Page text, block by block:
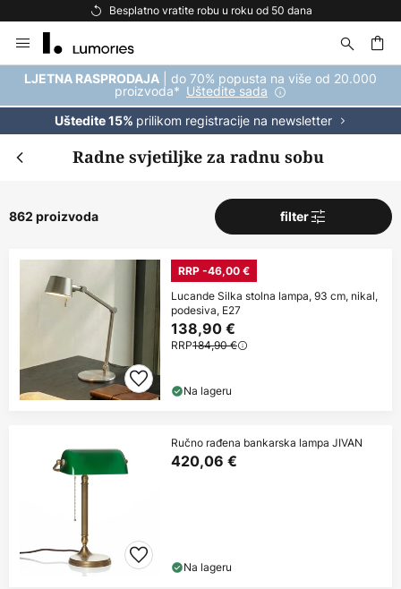
Besplatna dostava za kupnju iznad 69 €
to
Content
LJETNA RASPRODAJA | do 70% popusta na više od 20.000
proizvoda* Uštedite sada
Uštedite 15% prilikom registracije na newsletter
Radne svjetiljke za radnu sobu
862 proizvoda filter
RRP -46,00 €
Lucande Silka stolna lampa, 93 cm, nikal,
podesiva, E27
138,90 €
RRP184,90 €
Na lageru
Ručno rađena bankarska lampa JIVAN
420,06 €
Na lageru